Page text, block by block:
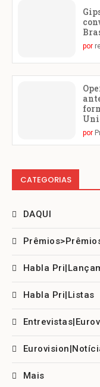
por
por
CATEGORIAS
DAQUI
Habla
Habla Pri|Listas
Mais